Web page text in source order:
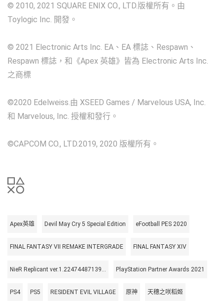
© 2010, 2021 SQUARE ENIX CO., LTD.版權所有。由
Toylogic Inc. 開發。
© 2021 Electronic Arts Inc. EA、EA 標誌、Respawn、
Respawn 標誌，和《Apex 英雄》皆為 Electronic Arts Inc.
之商標
©2020 Edelweiss.由 XSEED Games / Marvelous USA, Inc.
和 Marvelous, Inc. 授權和發行。
©CAPCOM CO., LTD.2019, 2020 版權所有。
Apex英雄 Devil May Cry 5 Special Edition eFootball PES 2020
FINAL FANTASY VII REMAKE INTERGRADE FINAL FANTASY XIV
NieR Replicant ver.1.22474487139... PlayStation Partner Awards 2021
PS4 PS5 RESIDENT EVIL VILLAGE 原神 天穗之咲稻姬